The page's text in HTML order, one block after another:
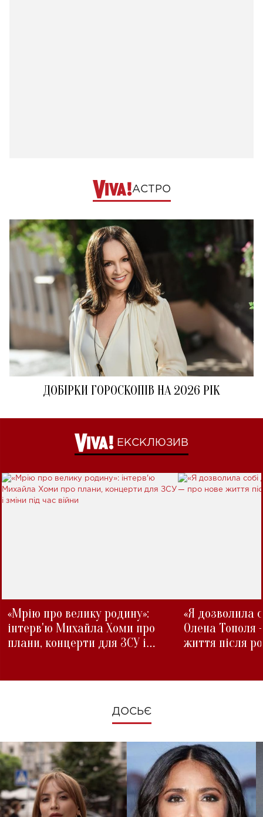
АСТРО
ДОБІРКИ ГОРОСКОПІВ НА 2026 РІК
ЕКСКЛЮЗИВ
«Мрію про велику родину»:
інтерв'ю Михайла Хоми про
плани, концерти для ЗСУ і
«Я дозволила
Олена Тополя
життя після
ДОСЬЄ